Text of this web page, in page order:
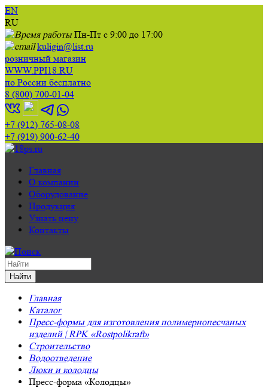
EN
RU
Пн-Пт с 9:00 до 17:00
kuligin@list.ru
розничный магазин
WWW.PPI18.RU
по России бесплатно
8 (800) 700-01-04
+7 (912) 765-08-08
+7 (919) 900-62-40
Главная
О компании
Оборудование
Продукция
Узнать цену
Контакты
Главная
Каталог
Пресс-формы для изготовления полимернопесчаных
изделий | RPK «Rostpolikraft»
Строительство
Водоотведение
Люки и колодцы
Пресс-форма «Колодцы»